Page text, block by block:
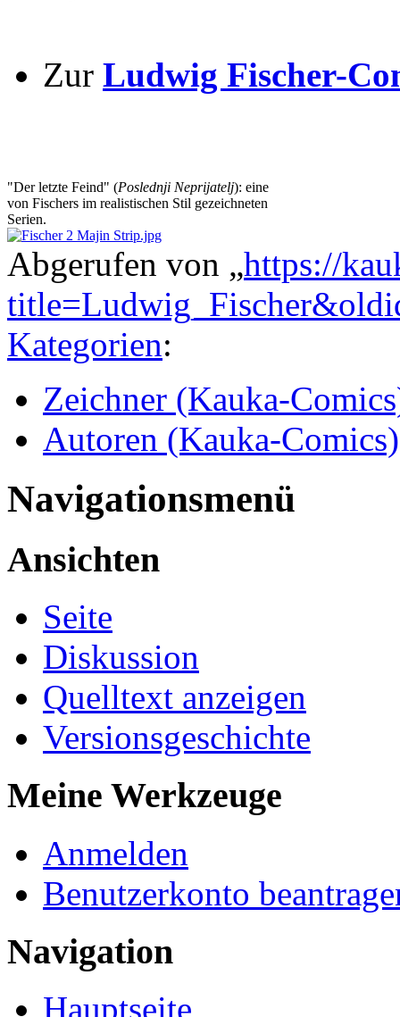
Zur Ludwig Fischer-
"Der letzte Feind" (Poslednji Neprijatelj): eine
von Fischers im realistischen Stil gezeichneten
Serien.
Abgerufen von „https://
Kategorien:
Zeichner (Kauka-
Autoren (Kauka-Comics)
Navigationsmenü
Ansichten
Seite
Diskussion
Quelltext anzeigen
Versionsgeschichte
Meine Werkzeuge
Anmelden
Benutzerkonto
Navigation
Hauptseite